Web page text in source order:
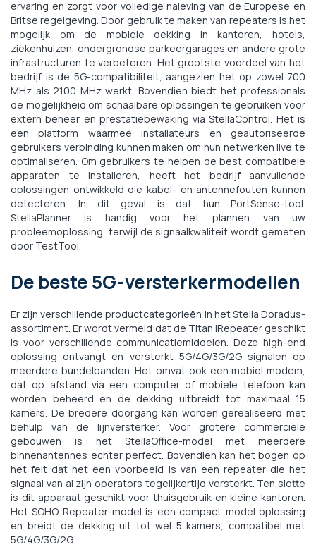
ervaring en zorgt voor volledige naleving van de Europese en
Britse regelgeving. Door gebruik te maken van repeaters is het
mogelijk om de mobiele dekking in kantoren, hotels,
ziekenhuizen, ondergrondse parkeergarages en andere grote
infrastructuren te verbeteren. Het grootste voordeel van het
bedrijf is de 5G-compatibiliteit, aangezien het op zowel 700
MHz als 2100 MHz werkt. Bovendien biedt het professionals
de mogelijkheid om schaalbare oplossingen te gebruiken voor
extern beheer en prestatiebewaking via StellaControl. Het is
een platform waarmee installateurs en geautoriseerde
gebruikers verbinding kunnen maken om hun netwerken live te
optimaliseren. Om gebruikers te helpen de best compatibele
apparaten te installeren, heeft het bedrijf aanvullende
oplossingen ontwikkeld die kabel- en antennefouten kunnen
detecteren. In dit geval is dat hun PortSense-tool.
StellaPlanner is handig voor het plannen van uw
probleemoplossing, terwijl de signaalkwaliteit wordt gemeten
door TestTool.
De beste 5G-versterkermodellen
Er zijn verschillende productcategorieën in het Stella Doradus-
assortiment. Er wordt vermeld dat de Titan iRepeater geschikt
is voor verschillende communicatiemiddelen. Deze high-end
oplossing ontvangt en versterkt 5G/4G/3G/2G signalen op
meerdere bundelbanden. Het omvat ook een mobiel modem,
dat op afstand via een computer of mobiele telefoon kan
worden beheerd en de dekking uitbreidt tot maximaal 15
kamers. De bredere doorgang kan worden gerealiseerd met
behulp van de lijnversterker. Voor grotere commerciële
gebouwen is het StellaOffice-model met meerdere
binnenantennes echter perfect. Bovendien kan het bogen op
het feit dat het een voorbeeld is van een repeater die het
signaal van al zijn operators tegelijkertijd versterkt. Ten slotte
is dit apparaat geschikt voor thuisgebruik en kleine kantoren.
Het SOHO Repeater-model is een compact model oplossing
en breidt de dekking uit tot wel 5 kamers, compatibel met
5G/4G/3G/2G.